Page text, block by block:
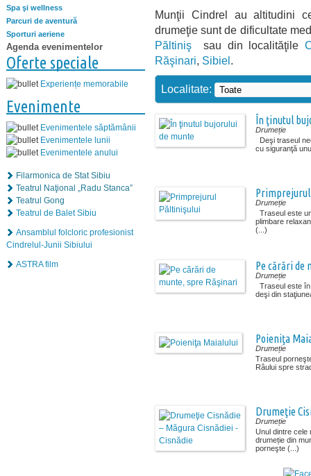
Spa şi wellness
Parcuri de aventură
Sporturi aeriene
Agenda evenimentelor
Oferte speciale
Experiențe memorabile
Evenimente
Evenimentele săptămânii
Evenimentele lunii
Evenimentele anului
Filarmonica de Stat Sibiu
Teatrul Naţional „Radu Stanca”
Teatrul Gong
Teatrul de Balet Sibiu
Ansamblul folcloric profesionist
Cindrelul-Junii Sibiului
ASTRA film
Munţii Cindrel au altitudini
drumeţie sunt de dificultate
Păltinişsau din localităţile
Răşinari, Sibiel.
Localitate:
În ţinutul
Drumeție
Deşi traseul
cu siguranţă
Drumeție
Traseul este
plimbare
(...)
Pe cărări de
Drumeție
Traseul este
deşi din
Poieniţa
Drumeție
Traseul
Râului spre
Drumeţie
Drumeție
Unul dintre cele
drumeție din
porneşte (...)